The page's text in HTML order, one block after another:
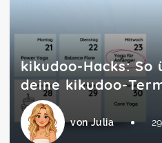
kikudoo-Hacks:
deine kikudoo-
von Julia